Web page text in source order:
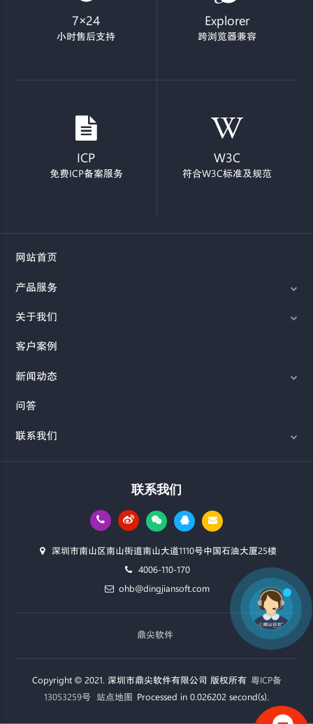
7×24
小时售后支持
Explorer
跨浏览器兼容
ICP
免费ICP备案服务
W3C
符合W3C标准及规范
网站首页
产品服务
关于我们
客户案例
新闻动态
问答
联系我们
联系我们
深圳市南山区南山街道南山大道1110号中国石油大厦25楼
4006-110-170
ohb@dingjiansoft.com
鼎尖软件
Copyright © 2021. 深圳市鼎尖软件有限公司 版权所有 粤ICP备
13053259号 站点地图 Processed in 0.026202 second(s).